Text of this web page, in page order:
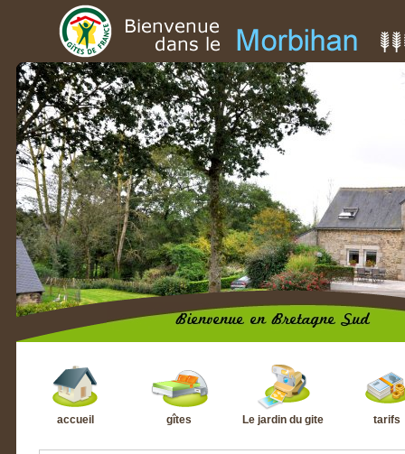
accueil gîtes Le jardin du gite tarifs